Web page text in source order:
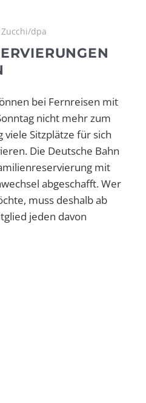
dpa
bei Fernreisen mit
nicht mehr zum
viele Sitzplätze für sich
Die Deutsche Bahn
mit
abgeschafft. Wer
muss deshalb ab
jeden davon